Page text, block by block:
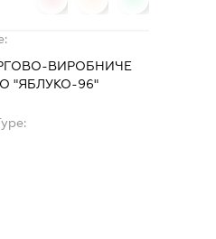
ВИРОБНИЧЕ
"ЯБЛУКО-96"